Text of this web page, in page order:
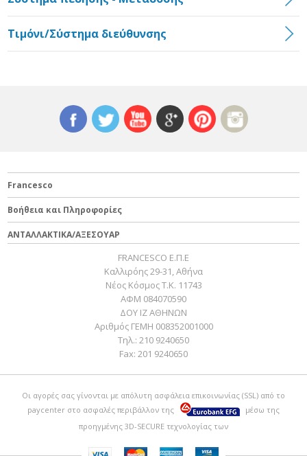
Τιμόνι/Σύστημα διεύθυνσης
Francesco
Βοήθεια και Πληροφορίες
ΑΝΤΑΛΛΑΚΤΙΚΑ/ΑΞΕΣΟΥΑΡ
FRANCESCO Ε.Π.Ε
Καλλιρόης 29-31, Αθήνα
Νέος Κόσμος Τ.Κ. 11743
ΑΦΜ 084070590
ΔΟΥ ΙΖ ΑΘΗΝΩΝ
Αριθμός ΓΕΜΗ 008352001000
Τηλ.: 210 9240650
Fax: 201 9240650
Οι αγορές σας γίνονται με απόλυτη ασφάλεια επικοινωνίας (SSL) από το
paycenter στο ασφαλές περιβάλλον της
μέσω της
προηγμένης 3D-SECURE τεχνολογίας των